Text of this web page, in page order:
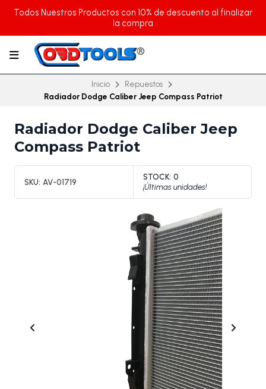
Todos Nuestros Productos con 10% de descuento al finalizar
la compra
Inicio
Repuestos
Radiador Dodge Caliber Jeep Compass Patriot
Radiador Dodge Caliber Jeep
Compass Patriot
SKU: AV-01719
STOCK: 0
¡Últimas unidades!